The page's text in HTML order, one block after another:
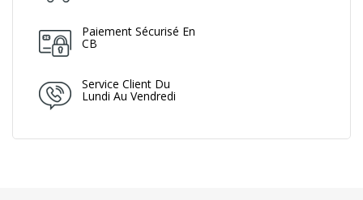
Paiement Sécurisé En
CB
Service Client Du
Lundi Au Vendredi